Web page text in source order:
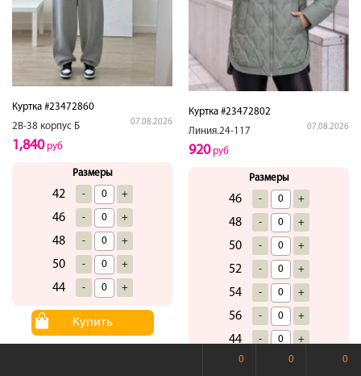
Куртка #23472860
2В-38 корпус Б
07.08.2026
1,840руб
Размеры
42 - +
46 - +
48 - +
50 - +
44 - +
Купить
Куртка #23472802
Линия.24-117
07.08.2026
920руб
Размеры
46 - +
48 - +
50 - +
52 - +
54 - +
56 - +
44 - +
0 0 0